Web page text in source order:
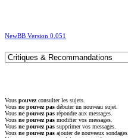
NewBB Version 0.051
Vous pouvezconsulter les sujets.
Vous ne pouvez pas débuter un nouveau sujet.
Vous ne pouvez pas répondre aux messages.
Vous ne pouvez pas modifier vos messages.
Vous ne pouvez pas supprimer vos messages.
Vous ne pouvez pas ajouter de nouveaux sondages.